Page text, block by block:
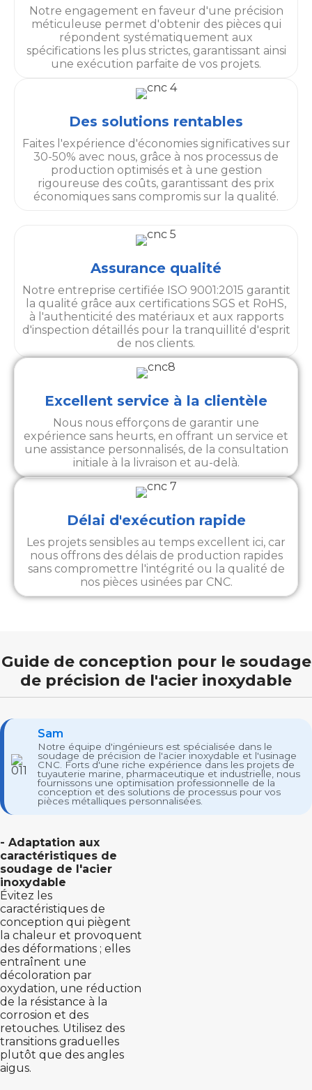
Notre engagement en faveur d'une précision
méticuleuse permet d'obtenir des pièces qui
répondent systématiquement aux
spécifications les plus strictes, garantissant ainsi
une exécution parfaite de vos projets.
Des solutions rentables
Faites l'expérience d'économies significatives sur
30-50% avec nous, grâce à nos processus de
production optimisés et à une gestion
rigoureuse des coûts, garantissant des prix
économiques sans compromis sur la qualité.
Assurance qualité
Notre entreprise certifiée ISO 9001:2015 garantit
la qualité grâce aux certifications SGS et RoHS,
à l'authenticité des matériaux et aux rapports
d'inspection détaillés pour la tranquillité d'esprit
de nos clients.
Excellent service à la clientèle
Nous nous efforçons de garantir une
expérience sans heurts, en offrant un service et
une assistance personnalisés, de la consultation
initiale à la livraison et au-delà.
Délai d'exécution rapide
Les projets sensibles au temps excellent ici, car
nous offrons des délais de production rapides
sans compromettre l'intégrité ou la qualité de
nos pièces usinées par CNC.
Guide de conception pour le soudage
de précision de l'acier inoxydable
Sam
Notre équipe d'ingénieurs est spécialisée dans le
soudage de précision de l'acier inoxydable et l'usinage
CNC. Forts d'une riche expérience dans les projets de
tuyauterie marine, pharmaceutique et industrielle, nous
fournissons une optimisation professionnelle de la
conception et des solutions de processus pour vos
pièces métalliques personnalisées.
- Adaptation aux
caractéristiques de
soudage de l'acier
inoxydable
Évitez les
caractéristiques de
conception qui piègent
la chaleur et provoquent
des déformations ; elles
entraînent une
décoloration par
oxydation, une réduction
de la résistance à la
corrosion et des
retouches. Utilisez des
transitions graduelles
plutôt que des angles
aigus.